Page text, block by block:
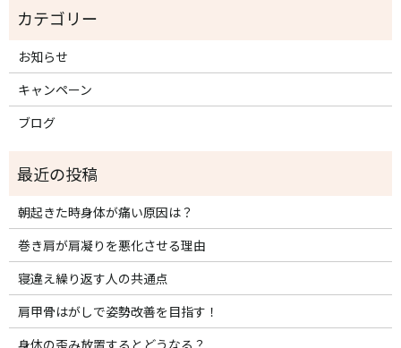
お知らせ
キャンペーン
ブログ
朝起きた時身体が痛い原因は？
巻き肩が肩凝りを悪化させる理由
寝違え繰り返す人の共通点
肩甲骨はがしで姿勢改善を目指す！
身体の歪み放置するとどうなる？